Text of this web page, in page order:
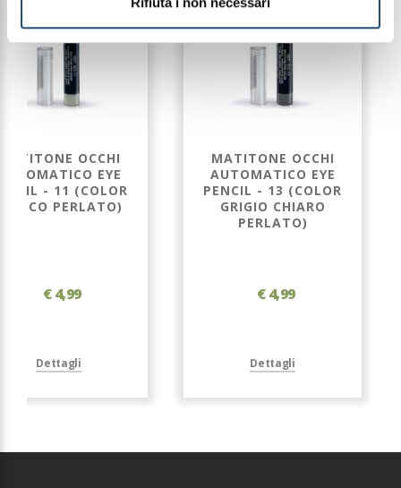
OCCHI
EYE
- 11 (COLOR
PERLATO)
€ 4,99
Dettagli
MATITONE OCCHI
AUTOMATICO EYE
PENCIL - 13 (COLOR
GRIGIO CHIARO
PERLATO)
€ 4,99
Dettagli